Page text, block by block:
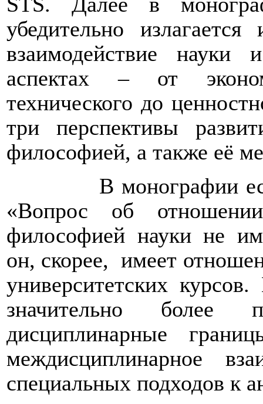
убедительно
взаимодействие
аспектах – от
технического до
три перспективы
философией, а также её
В монографии
«Вопрос об
философией науки не
он, скорее, имеет
университетских
значительно более
дисциплинарные
междисциплинарное
специальных подходов к